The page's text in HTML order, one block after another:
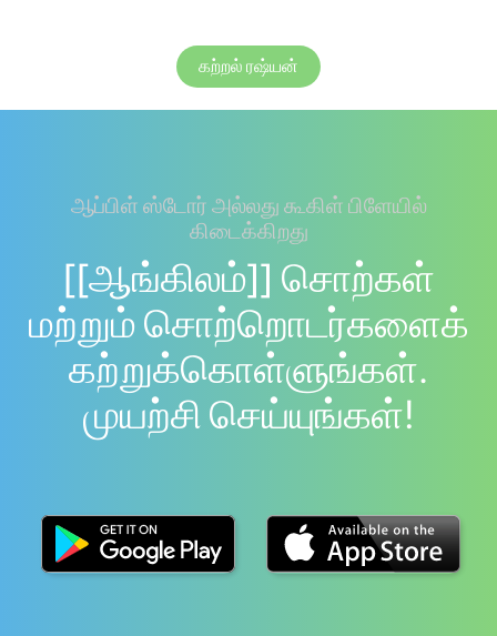
கற்றல் ரஷ்யன்
ஆப்பிள் ஸ்டோர் அல்லது கூகிள் பிளேயில்
கிடைக்கிறது
[[ஆங்கிலம்]] சொற்கள்
மற்றும் சொற்றொடர்களைக்
கற்றுக்கொள்ளுங்கள்.
முயற்சி செய்யுங்கள்!